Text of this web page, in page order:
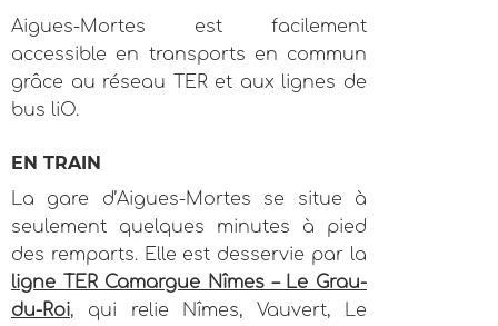
Aigues-Mortes est facilement
accessible en transports en commun
grâce au réseau TER et aux lignes de
bus liO.
EN TRAIN
La gare d’Aigues-Mortes se situe à
seulement quelques minutes à pied
des remparts. Elle est desservie par la
ligne TER Camargue Nîmes – Le Grau-
du-Roi, qui relie Nîmes, Vauvert, Le